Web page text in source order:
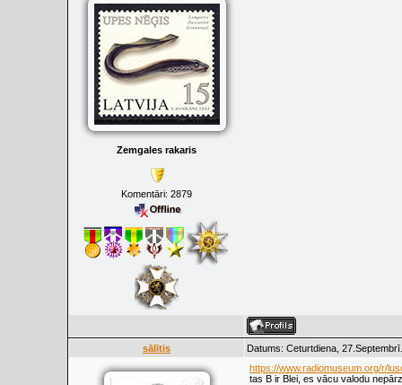
Zemgales rakaris
Komentāri: 2879
sālītis Datums: Ceturtdiena,
https://www.radiomuseum.org/r/
tas B ir Blei, es vācu valodu